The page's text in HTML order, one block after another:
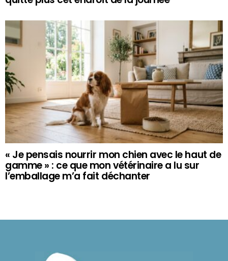
« Je pensais nourrir mon chien avec le haut de
gamme » : ce que mon vétérinaire a lu sur
l’emballage m’a fait déchanter